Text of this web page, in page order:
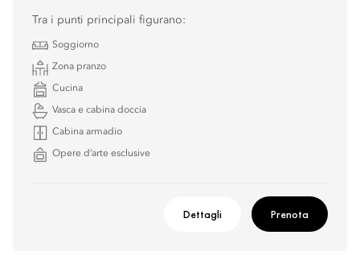
Tra i punti principali figurano:
Soggiorno
Zona pranzo
Cucina
Vasca e cabina doccia
Cabina armadio
Opere d’arte esclusive
Dettagli Prenota